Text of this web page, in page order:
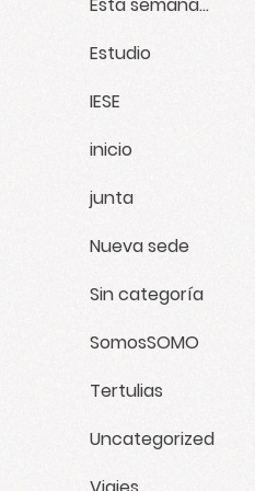
Estudio
IESE
inicio
junta
Nueva sede
Sin categoría
SomosSOMO
Tertulias
Uncategorized